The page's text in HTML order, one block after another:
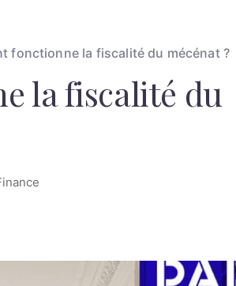
fonctionne la fiscalité du mécénat ?
la fiscalité du